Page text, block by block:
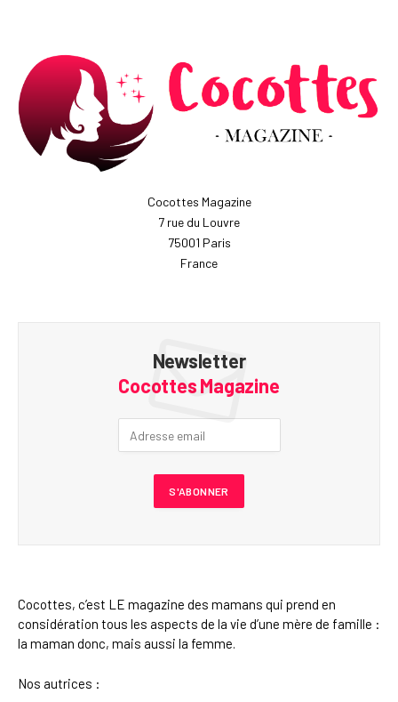
Cocottes Magazine
7 rue du Louvre
75001 Paris
France
Newsletter
Cocottes Magazine
Cocottes, c’est LE magazine des mamans qui prend en
considération tous les aspects de la vie d’une mère de famille :
la maman donc, mais aussi la femme.
Nos autrices :